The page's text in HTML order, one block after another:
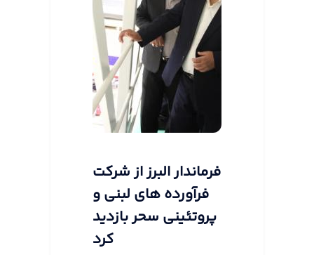
فرماندار البرز از شرکت
فرآورده های لبنی و
پروتئینی سحر بازدید
کرد